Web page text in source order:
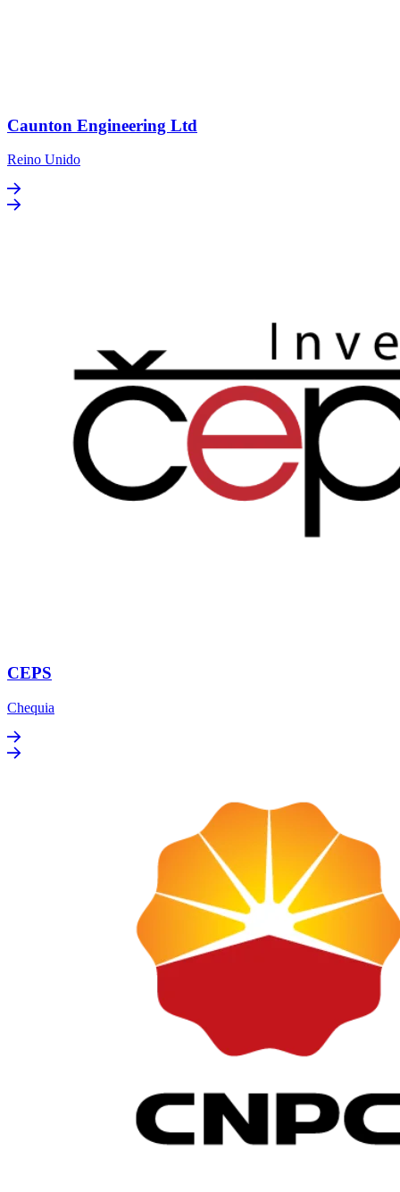
Caunton Engineering Ltd
Reino Unido
CEPS
Chequia